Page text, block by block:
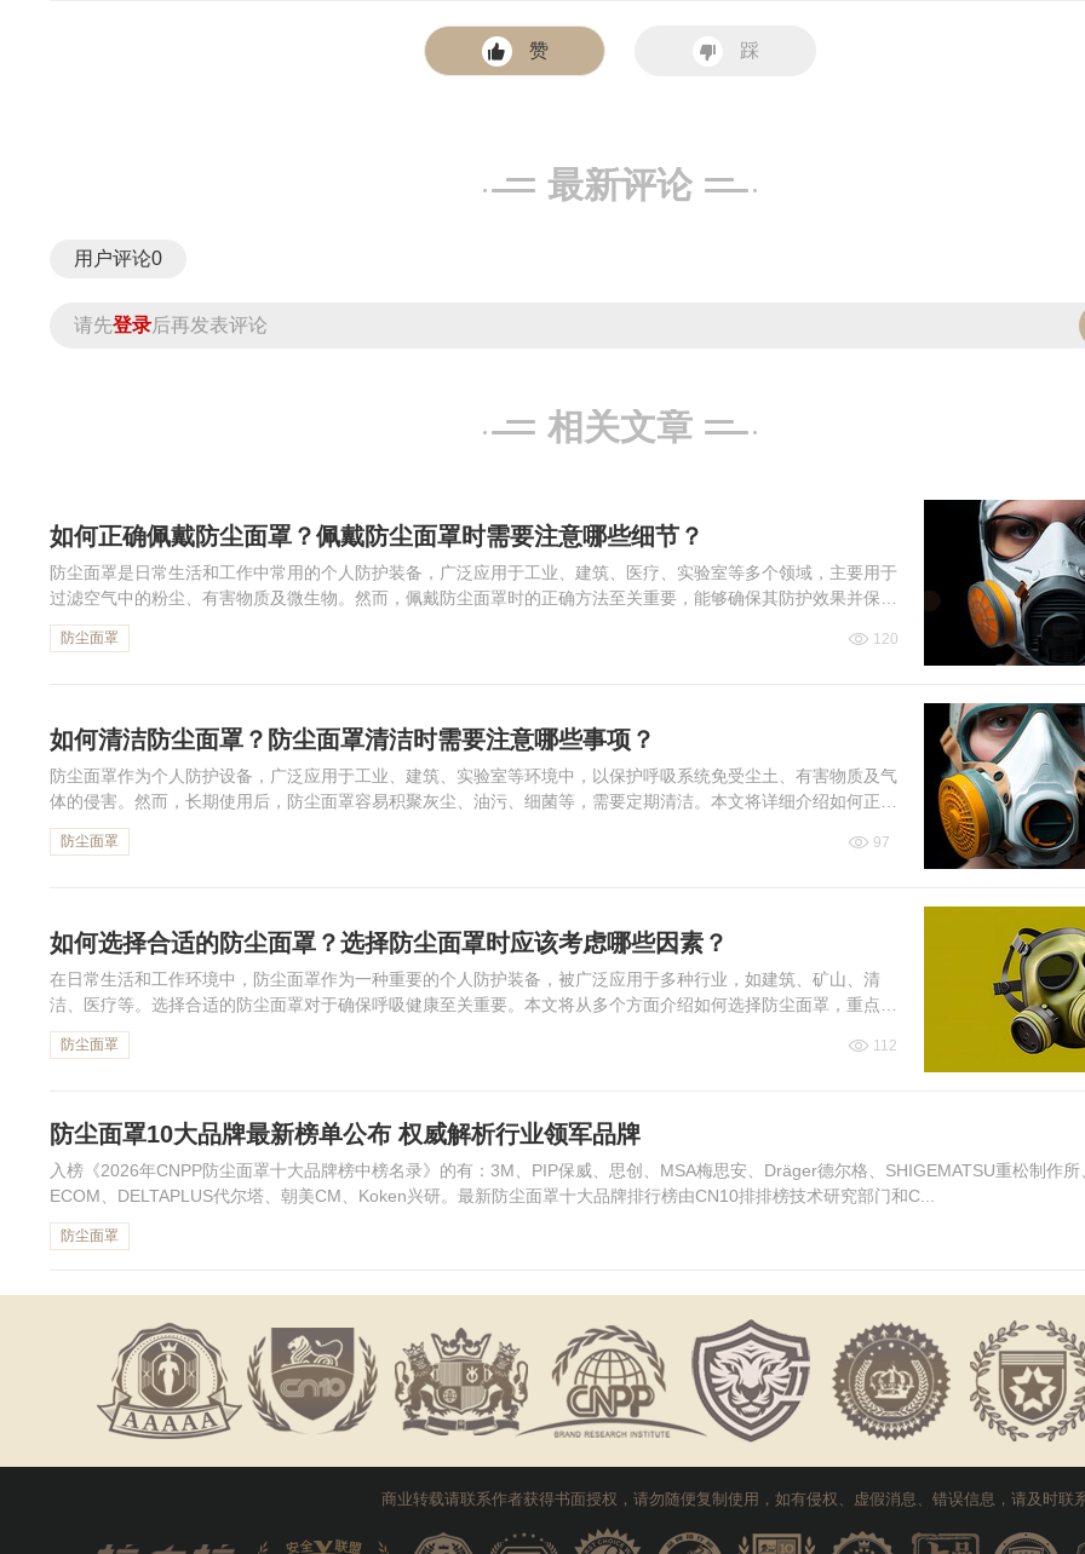
赞 踩
最新评论
用户评论0
请先登录后再发表评论
相关文章
如何正确佩戴防尘面罩？佩戴防尘面罩时需要注意哪些细节？
防尘面罩是日常生活和工作中常用的个人防护装备，广泛应用于工业、建筑、医疗、实验室等多个领域，主要用于
过滤空气中的粉尘、有害物质及微生物。然而，佩戴防尘面罩时的正确方法至关重要，能够确保其防护效果并保证
佩戴者的舒适性。本文小编将详细介绍如何正确佩戴防尘面罩，佩戴过程中需要注意的细节...
防尘面罩 120
如何清洁防尘面罩？防尘面罩清洁时需要注意哪些事项？
防尘面罩作为个人防护设备，广泛应用于工业、建筑、实验室等环境中，以保护呼吸系统免受尘土、有害物质及气
体的侵害。然而，长期使用后，防尘面罩容易积聚灰尘、油污、细菌等，需要定期清洁。本文将详细介绍如何正确
清洁防尘面罩，清洁时需要注意的事项，以及如何延长面罩的使用寿命。通过了解这些专业...
防尘面罩 97
如何选择合适的防尘面罩？选择防尘面罩时应该考虑哪些因素？
在日常生活和工作环境中，防尘面罩作为一种重要的个人防护装备，被广泛应用于多种行业，如建筑、矿山、清
洁、医疗等。选择合适的防尘面罩对于确保呼吸健康至关重要。本文将从多个方面介绍如何选择防尘面罩，重点讨
论在选择过程中需要考虑的因素。通过本篇文章，读者将能更加清晰地了解防尘面罩的种类及...
防尘面罩 112
防尘面罩10大品牌最新榜单公布 权威解析行业领军品牌
入榜《2026年CNPP防尘面罩十大品牌榜中榜名录》的有：3M、PIP保威、思创、MSA梅思安、Dräger德尔格、SHIGEMATSU重松制作
ECOM、DELTAPLUS代尔塔、朝美CM、Koken兴研。最新防尘面罩十大品牌排行榜由CN10排排榜技术研究部门和C...
防尘面罩
商业转载请联系作者获得书面授权，请勿随便复制使用，如有侵权、虚假消息、错误信息，请及时联